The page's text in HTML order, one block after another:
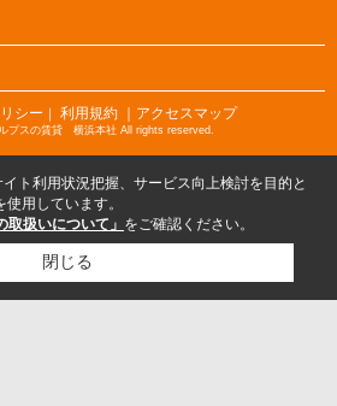
シー ｜ 利用規約 ｜アクセスマップ
プスの賃貸 横浜本社 All rights reserved.
ト利用状況把握、サービス向上検討を目的と
用しています。
取扱いについて」 をご確認ください。
閉じる